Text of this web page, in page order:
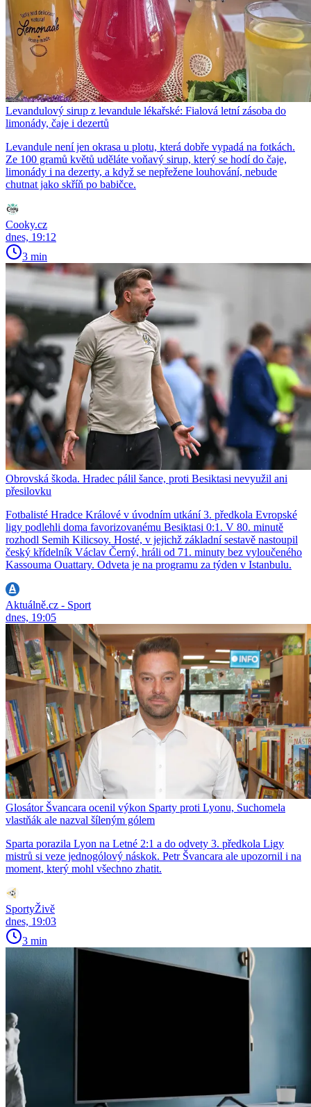
Levandulový sirup z levandule lékařské: Fialová letní zásoba do
limonády, čaje i dezertů
Levandule není jen okrasa u plotu, která dobře vypadá na fotkách.
Ze 100 gramů květů uděláte voňavý sirup, který se hodí do čaje,
limonády i na dezerty, a když se nepřežene louhování, nebude
chutnat jako skříň po babičce.
Cooky.cz
dnes, 19:12
3 min
Obrovská škoda. Hradec pálil šance, proti Besiktasi nevyužil ani
přesilovku
Fotbalisté Hradce Králové v úvodním utkání 3. předkola Evropské
ligy podlehli doma favorizovanému Besiktasi 0:1. V 80. minutě
rozhodl Semih Kilicsoy. Hosté, v jejichž základní sestavě nastoupil
český křídelník Václav Černý, hráli od 71. minuty bez vyloučeného
Kassouma Ouattary. Odveta je na programu za týden v Istanbulu.
Aktuálně.cz - Sport
dnes, 19:05
Glosátor Švancara ocenil výkon Sparty proti Lyonu, Suchomela
vlastňák ale nazval šíleným gólem
Sparta porazila Lyon na Letné 2:1 a do odvety 3. předkola Ligy
mistrů si veze jednogólový náskok. Petr Švancara ale upozornil i na
moment, který mohl všechno zhatit.
SportyŽivě
dnes, 19:03
3 min